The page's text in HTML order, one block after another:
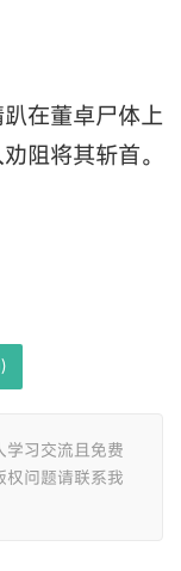
在董卓尸体上
阻将其斩首。
)
学习交流且免费
权问题请联系我